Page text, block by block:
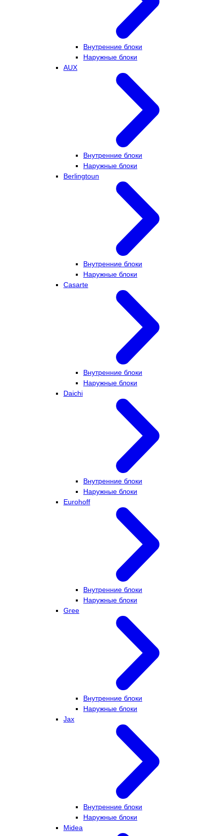
Внутренние блоки
Наружные блоки
AUX
Внутренние блоки
Наружные блоки
Berlingtoun
Внутренние блоки
Наружные блоки
Casarte
Внутренние блоки
Наружные блоки
Daichi
Внутренние блоки
Наружные блоки
Eurohoff
Внутренние блоки
Наружные блоки
Gree
Внутренние блоки
Наружные блоки
Jax
Внутренние блоки
Наружные блоки
Midea